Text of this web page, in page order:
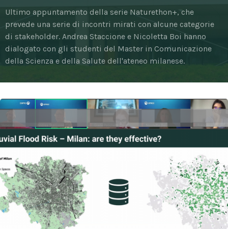
Ultimo appuntamento della serie Naturethon+, che
prevede una serie di incontri mirati con alcune categorie
di stakeholder. Andrea Staccione e Nicoletta Boi hanno
dialogato con gli studenti del Master in Comunicazione
della Scienza e della Salute dell'ateneo milanese.